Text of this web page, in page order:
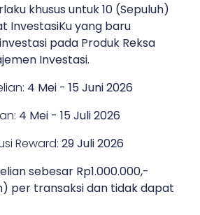
khusus untuk10 (Sepuluh)
InvestasiKu yang baru
pada Produk Reksa
Investasi.
4 Mei - 15 Juni 2026
4 Mei - 15 Juli 2026
Reward: 29 Juli 2026
sebesar Rp1.000.000,-
per transaksi dan tidak dapat